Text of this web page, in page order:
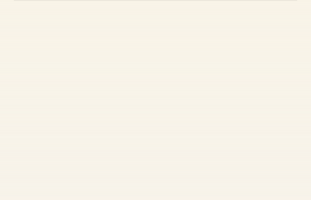
lamine di legno,due di tasso e due di